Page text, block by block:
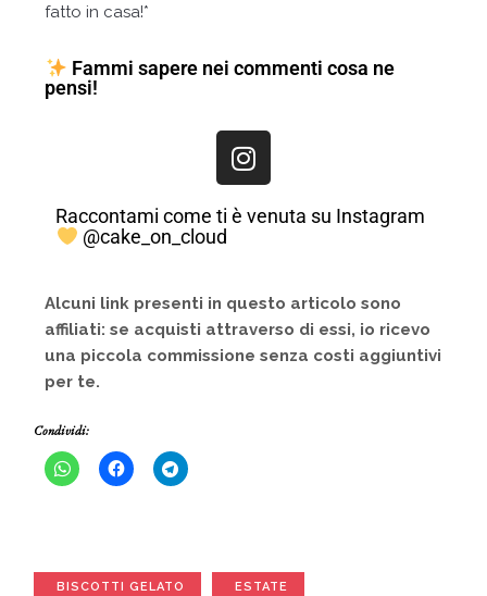
fatto in casa!*
Fammi sapere nei commenti cosa ne
pensi!
Raccontami come ti è venuta su Instagram
@cake_on_cloud
Alcuni link presenti in questo articolo sono
affiliati: se acquisti attraverso di essi, io ricevo
una piccola commissione senza costi aggiuntivi
per te.
Condividi:
BISCOTTI GELATO ESTATE